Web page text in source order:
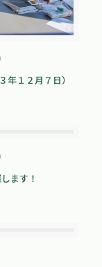
年１２月７日）
ます！